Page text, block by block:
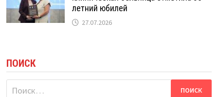
летний юбилей
27.07.2026
ПОИСК
Найти: